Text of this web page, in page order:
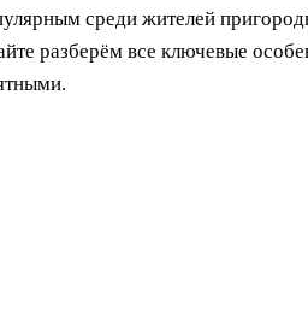
среди жителей
разберём все ключевые